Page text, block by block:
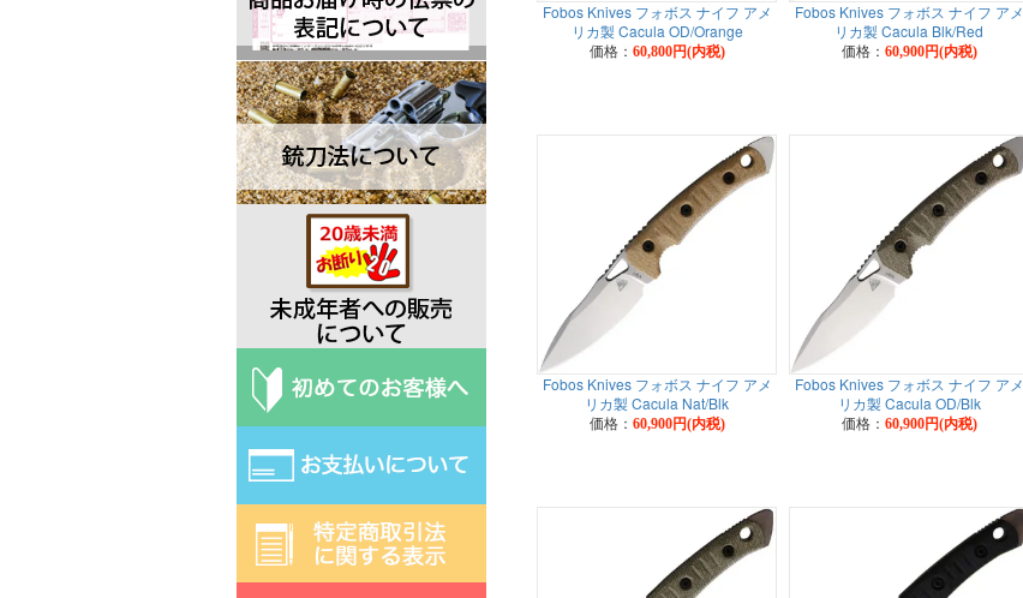
Fobos Knives フォボス ナイフ アメ
リカ製 Cacula OD/Orange
価格： 60,800円(内税)
Fobos Knives フォボス ナイフ アメ
リカ製 Cacula Blk/Red
価格： 60,900円(内税)
Fobos Knives フォボス ナイフ アメ
リカ製 Cacula Nat/Blk
価格： 60,900円(内税)
Fobos Knives フォボス ナイフ アメ
リカ製 Cacula OD/Blk
価格： 60,900円(内税)
CJRB シージェイアールビー
Cudeman ク―ドマン
Dawson ドーソン
Deejo ディージョ
EKA エカ
Elk Ridge エルクリッジ
ESEE エスイー
Exotac エクソタック
Fred Perrin フレッド・ペラン
Fobos Knives フォボス
Extrema Ratio エクストラマ ラ
ティオ
Fallkniven ファルクニーベン
Gerber ガーバー
Halfbreed Blades ハーフブリー
ドブレード
Hibben ヒビン